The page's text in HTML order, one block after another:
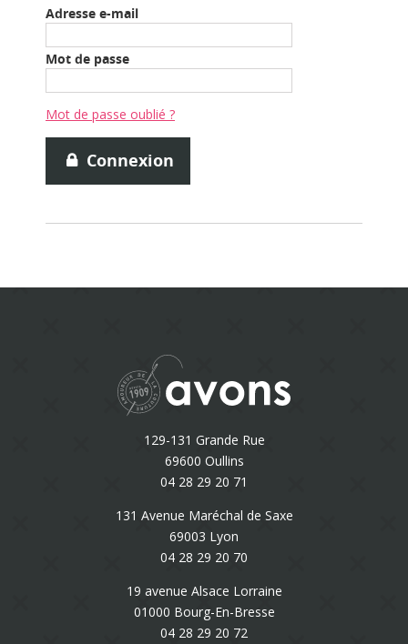
Adresse e-mail
Mot de passe
Mot de passe oublié ?
Connexion
129-131 Grande Rue
69600 Oullins
04 28 29 20 71
131 Avenue Maréchal de Saxe
69003 Lyon
04 28 29 20 70
19 avenue Alsace Lorraine
01000 Bourg-En-Bresse
04 28 29 20 72